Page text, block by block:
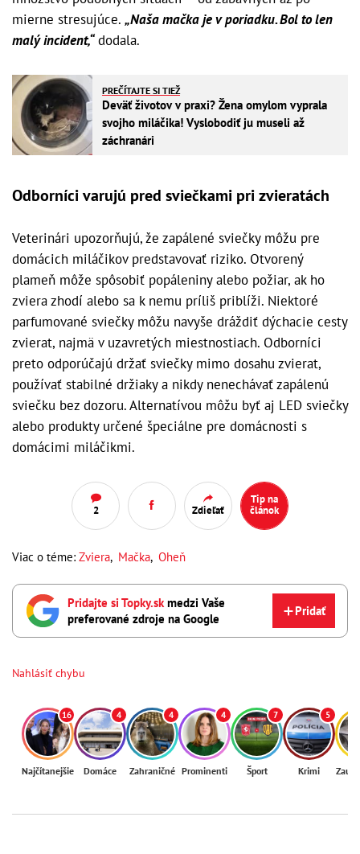
mierne stresujúce. „Naša mačka je v poriadku. Bol to len
malý incident,“dodala.
PREČÍTAJTE SI TIEŽ
Deväť životov v praxi? Žena omylom vyprala
svojho miláčika! Vyslobodiť ju museli až
záchranári
Odborníci varujú pred sviečkami pri zvieratách
Veterinári upozorňujú, že zapálené sviečky môžu pre
domácich miláčikov predstavovať riziko. Otvorený
plameň môže spôsobiť popáleniny alebo požiar, ak ho
zviera zhodí alebo sa k nemu príliš priblíži. Niektoré
parfumované sviečky môžu navyše dráždiť dýchacie cesty
zvierat, najmä v uzavretých miestnostiach. Odborníci
preto odporúčajú držať sviečky mimo dosahu zvierat,
používať stabilné držiaky a nikdy nenechávať zapálenú
sviečku bez dozoru. Alternatívou môžu byť aj LED sviečky
alebo produkty určené špeciálne pre domácnosti s
domácimi miláčikmi.
2 Zdieľať
Tip na
článok
Viac o téme: Zviera, Mačka, Oheň
Pridajte si Topky.sk medzi Vaše
preferované zdroje na Google
Pridať
Nahlásiť chybu
16
Najčítanejšie
4
Domáce
4
Zahraničné
4
Prominenti
7
Šport
5
Krimi